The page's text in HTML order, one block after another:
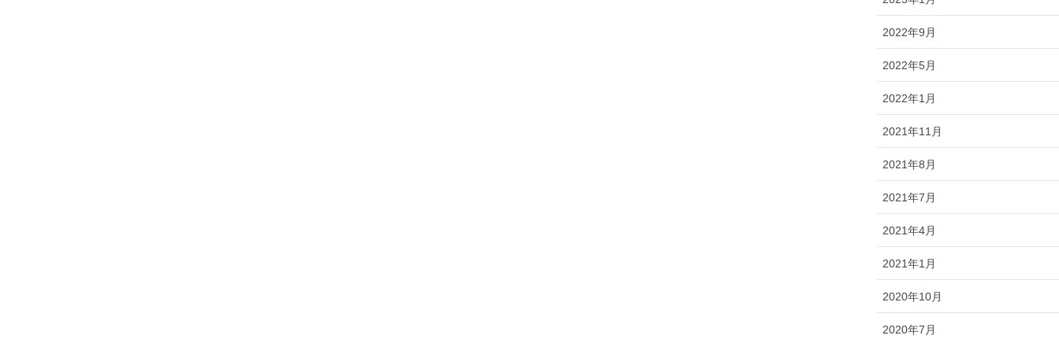
2022年9月
2022年5月
2022年1月
2021年11月
2021年8月
2021年7月
2021年4月
2021年1月
2020年10月
2020年7月